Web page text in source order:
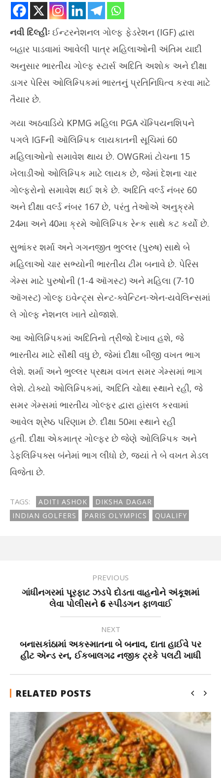
પેરિસ ઓલિમ્પિકઃ ભારતીય ગોલ્ફર અદિતિ અશોક અને દીક્ષા ડાગર
ક્વોલિફાય થયા
June
25,
2024
નવી દિલ્હીઃ ઈન્ટરનેશનલ ગોલ્ફ ફેડરેશન (IGF) દ્વારા
બહાર પાડવામાં આવેલી પાત્ર મહિલાઓની અંતિમ યાદી
અનુસાર ભારતીય ગોલ્ફ સ્ટાર્સ અદિતિ અશોક અને દીક્ષા
ડાગર પેરિસ ઓલિમ્પિકમાં ભારતનું પ્રતિનિધિત્વ કરવા માટે
તૈયાર છે.
ગયા અઠવાડિયે KPMG મહિલા PGA ચૅમ્પિયનશિપને
પગલે IGFની ઑલિમ્પિક લાયકાતની સૂચિમાં 60
મહિલાઓનો સમાવેશ થાય છે. OWGRમાં ટોચના 15
ખેલાડીઓ ઓલિમ્પિક માટે લાયક છે, જેમાં દેશના ચાર
ગોલ્ફરોનો સમાવેશ થઈ શકે છે. અદિતિ વર્લ્ડ નંબર 60
અને દીક્ષા વર્લ્ડ નંબર 167 છે, પરંતુ તેઓએ અનુક્રમે
24મા અને 40મા ક્રમે ઓલિમ્પિક રેન્ક સાથે કટ કર્યો છે.
સુભાંકર શર્મા અને ગગનજીત ભુલ્લર (પુરુષ) સાથે બે
મહિલાઓ ચાર સભ્યોની ભારતીય ટીમ બનાવે છે. પેરિસ
ગેમ્સ માટે પુરુષોની (1-4 ઑગસ્ટ) અને મહિલા (7-10
ઑગસ્ટ) ગોલ્ફ ઇવેન્ટ્સ સેન્ટ-ક્વેન્ટિન-એન-યવેલિન્સમાં
લે ગોલ્ફ નેશનલ ખાતે યોજાશે.
આ ઓલિમ્પિકમાં અદિતિનો ત્રીજો દેખાવ હશે, જે
ભારતીય માટે સૌથી વધુ છે, જેમાં દીક્ષા બીજી વખત ભાગ
લેશે. શર્મા અને ભુલ્લર પ્રથમ વખત સમર ગેમ્સમાં ભાગ
લેશે. ટોક્યો ઓલિમ્પિકમાં, અદિતિ ચોથા સ્થાને રહી, જે
સમર ગેમ્સમાં ભારતીય ગોલ્ફર દ્વારા હાંસલ કરવામાં
આવેલ શ્રેષ્ઠ પરિણામ છે. દીક્ષા 50મા સ્થાને રહી
હતી. દીક્ષા એકમાત્ર ગોલ્ફર છે જેણે ઓલિમ્પિક અને
ડેફલિમ્પિક્સ બંનેમાં ભાગ લીધો છે, જ્યાં તે બે વખત મેડલ
વિજેતા છે.
TAGS: ADITI ASHOK
DIKSHA DAGAR
INDIAN GOLFERS
PARIS OLYMPICS QUALIFY
PREVIOUS
ગાંધીનગરમાં પૂરફાટ ઝડપે દોડતા વાહનોને અંકૂશમાં
લેવા પોલીસને 6 સ્પીડગન ફાળવાઈ
NEXT
બનાસકાંઠામાં અકસ્માતના બે બનાવ, દાતા હાઈવે પર
હીટ એન્ડ રન, ઈકબાલગઢ નજીક ટ્રકે પલટી ખાધી
RELATED POSTS